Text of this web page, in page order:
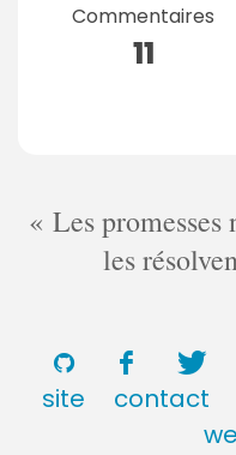
Commentaires
11
Les promesses
les
site
contact